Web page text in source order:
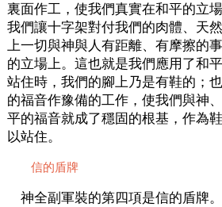
裏面作工，使我們真實在和平的立
我們讓十字架對付我們的肉體、天
上一切與神與人有距離、有摩擦的
的立場上。這也就是我們應用了和
站住時，我們的腳上乃是有鞋的；
的福音作豫備的工作，使我們與神
平的福音就成了穩固的根基，作為
以站住。
信的盾牌
神全副軍裝的第四項是信的盾牌